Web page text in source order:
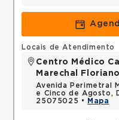
Locais de Atendimento
Centro Médico
Marechal Floriano
Avenida Perimetral
e Cinco de Agosto,
25075025 •
Mapa